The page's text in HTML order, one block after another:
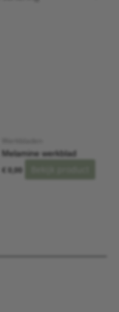
Melamine werkblad
€ 0,00